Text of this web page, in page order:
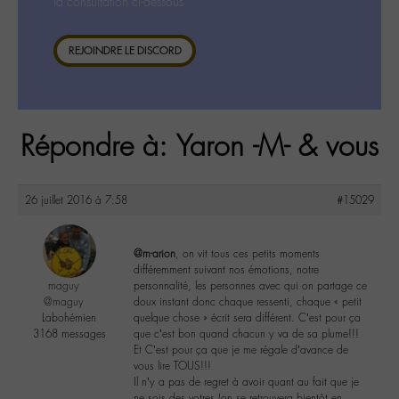
REJOINDRE LE DISCORD
Répondre à: Yaron -M- & vous
26 juillet 2016 à 7:58 #15029
maguy
@maguy
Labohémien
3168 messages
@m-arion , on vit tous ces petits moments
différemment suivant nos émotions, notre
personnalité, les personnes avec qui on partage ce
doux instant donc chaque ressenti, chaque « petit
quelque chose » écrit sera différent. C’est pour ça
que c’est bon quand chacun y va de sa plume!!!
Et C’est pour ça que je me régale d’avance de
vous lire TOUS!!!
Il n’y a pas de regret à avoir quant au fait que je